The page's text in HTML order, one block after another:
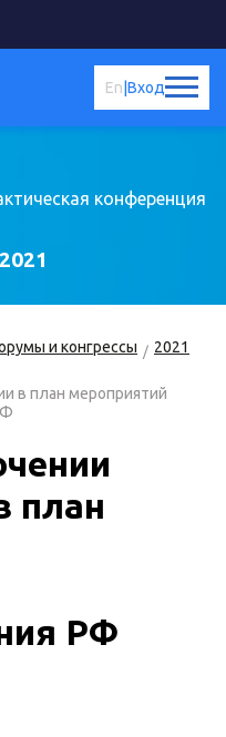
Вход
En
конференция
и конгрессы
2021
в план мероприятий
план
РФ